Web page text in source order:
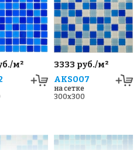
м²
3333 руб./м²
AKS007
на сетке
300x300